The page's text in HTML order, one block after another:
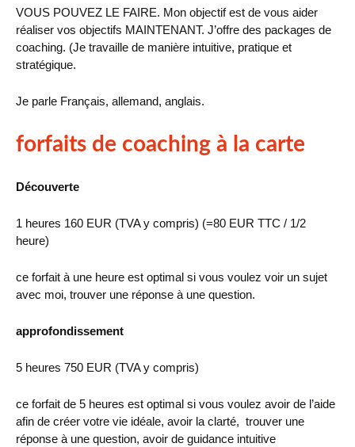
VOUS POUVEZ LE FAIRE. Mon objectif est de vous aider
réaliser vos objectifs MAINTENANT. J’offre des packages de
coaching. (Je travaille de manière intuitive, pratique et
stratégique.
Je parle Français, allemand, anglais.
forfaits de coaching à la carte
Découverte
1 heures 160 EUR (TVA y compris) (=80 EUR TTC / 1/2
heure)
ce forfait à une heure est optimal si vous voulez voir un sujet
avec moi, trouver une réponse à une question.
approfondissement
5 heures 750 EUR (TVA y compris)
ce forfait de 5 heures est optimal si vous voulez avoir de l’aide
afin de créer votre vie idéale, avoir la clarté, trouver une
réponse à une question, avoir de guidance intuitive